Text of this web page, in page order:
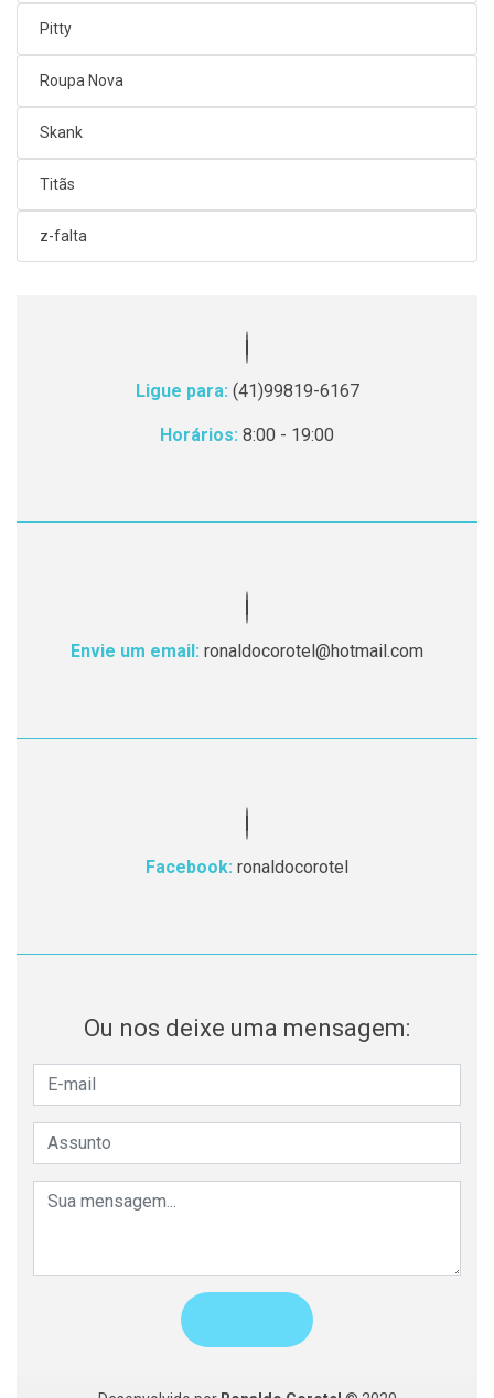
Pitty
Roupa Nova
Skank
Titãs
z-falta
Ligue para: (41)99819-6167
Horários: 8:00 - 19:00
Envie um email: ronaldocorotel@hotmail.com
Facebook: ronaldocorotel
Ou nos deixe uma mensagem: